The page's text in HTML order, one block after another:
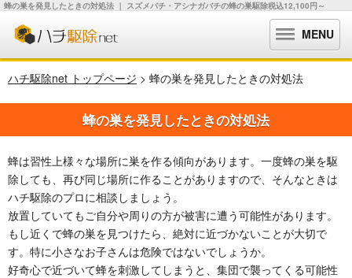
蜂の巣を発見したときの対処法 ｜ スズメバチ・アシナガバチの蜂の巣駆除税込12,100円～
MENU
ハチ駆除net トップページ > 蜂の巣を発見したときの対処法
蜂の巣を発見したときの対処法
蜂は習性上様々な場所に巣を作る傾向があります。一度蜂の巣を駆
除しても、再び同じ場所に作ることがありますので、そんなときは
ハチ駆除のプロに相談しましょう。
放置していてもご自分や周りの方が被害に遭う可能性があります。
もし近くで蜂の巣を見つけたら、絶対に近づかないことが大切で
す。特に小さなお子さんは危険ではないでしょうか。
好奇心で近づいて蜂を刺激してしまうと、集団で襲ってくる可能性